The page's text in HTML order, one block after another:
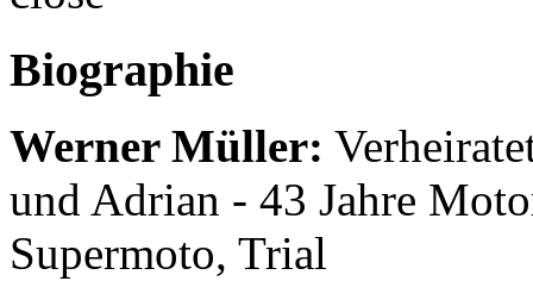
Biographie
Werner Müller:
und Adrian - 43 Jahre
Supermoto, Trial